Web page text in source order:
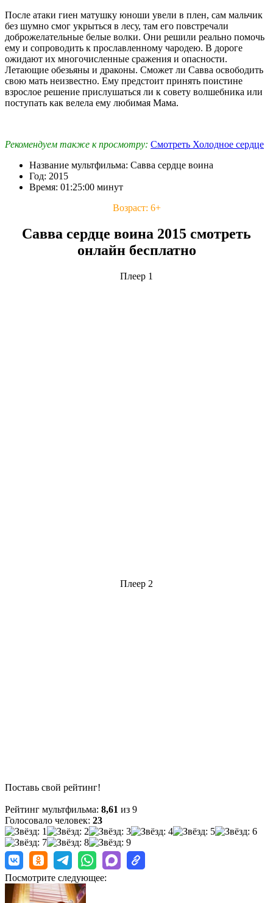
После атаки гиен матушку юноши увели в плен, сам мальчик
без шумно смог укрыться в лесу, там его повстречали
доброжелательные белые волки. Они решили реально помочь
ему и сопроводить к прославленному чародею. В дороге
ожидают их многочисленные сражения и опасности.
Летающие обезьяны и драконы. Сможет ли Савва освободить
свою мать неизвестно. Ему предстоит принять поистине
взрослое решение прислушаться ли к совету волшебника или
поступать как велела ему любимая Мама.
Рекомендуем также к просмотру: Смотреть Холодное сердце
Название мультфильма: Савва сердце воина
Год: 2015
Время: 01:25:00 минут
Возраст: 6+
Савва сердце воина 2015 смотреть
онлайн бесплатно
Плеер 1
Плеер 2
Поставь свой рейтинг!
Рейтинг мультфильма: 8,61 из 9
Голосовало человек: 23
Посмотрите следующее: